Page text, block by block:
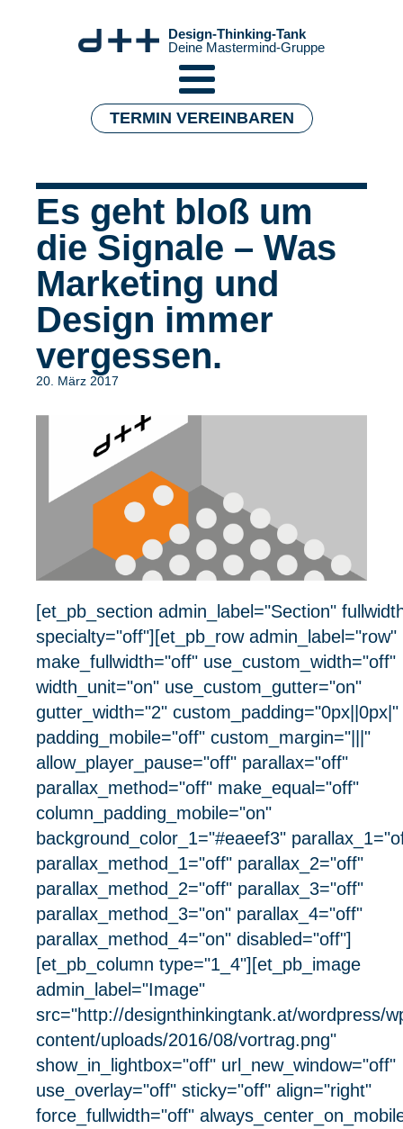
Design-Thinking-Tank
Deine Mastermind-Gruppe
TERMIN VEREINBAREN
Es geht bloß um
die Signale – Was
Marketing und
Design immer
vergessen.
20. März 2017
[et_pb_section admin_label="Section"
specialty="off"][et_pb_row admin_label="row"
make_fullwidth="off" use_custom_width="off"
width_unit="on" use_custom_gutter="on"
gutter_width="2" custom_padding="0px||0px|"
padding_mobile="off" custom_margin="|||"
allow_player_pause="off" parallax="off"
parallax_method="off" make_equal="off"
column_padding_mobile="on"
background_color_1="#eaeef3"
parallax_method_1="off" parallax_2="off"
parallax_method_2="off" parallax_3="off"
parallax_method_3="on" parallax_4="off"
parallax_method_4="on" disabled="off"]
[et_pb_column type="1_4"][et_pb_image
admin_label="Image"
src="http://designthinkingtank.at/wordpress/
content/uploads/2016/08/vortrag.png"
show_in_lightbox="off" url_new_window="off"
use_overlay="off" sticky="off" align="right"
force_fullwidth="off"